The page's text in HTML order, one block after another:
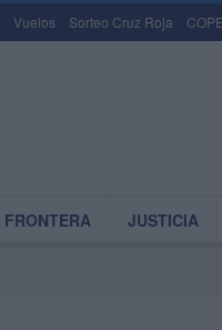
Vuelos Sorteo Cruz Roja
FRONTERA JUSTICIA